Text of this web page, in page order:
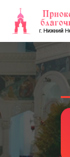
содержимому